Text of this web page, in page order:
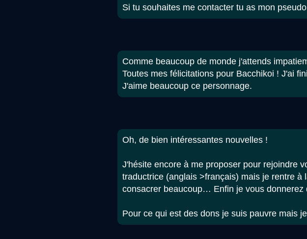
Si tu souhaites me contacter tu as mon
Comme beaucoup de monde j'attends
Toutes mes félicitations pour Bacchikoi ! J'ai
J'aime beaucoup ce personnage.
Oh, de bien intéressantes nouvelles !
J'hésite encore à me proposer pour rejoindre
traductrice (anglais >français) mais je rentre
consacrer beaucoup… Enfin je vous donnerez
Pour ce qui est des dons je suis pauvre mais